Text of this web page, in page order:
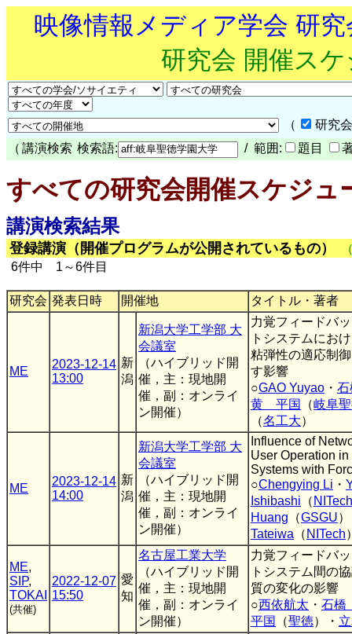
映像情報メディア学会 研
研究会 開催ス
（
研究
（ 講演検索 検索語: / 範囲: 題目
すべての研究会開催スケジュ
講演検索結果
登録講演（開催プログラムが公開されているもの）
6件中 1～6件目
研究会 発表日時 開催地 タイトル・著者
ME
2023-12-14
13:00
新
潟
新潟大学工学部 大
会議室
（ハイブリッド開
催，主：現地開
催，副：オンライ
ン開催）
力覚フィードバ
トシステムにお
粘弾性の適応制
す影響
○GAO Yuyao ・
黄 平国
（岐阜
（名工大）
ME
2023-12-14
14:00
新
潟
新潟大学工学部 大
会議室
（ハイブリッド開
催，主：現地開
催，副：オンライ
ン開催）
Influence of
User Operation
Systems with
○Chengying Li ・
Ishibashi （ NITech
Huang （GSGU
Tateiwa （ NITech
ME,
SIP,
TOKAI
(共催)
2022-12-07
15:50
愛
知
名古屋工業大学
（ハイブリッド開
催，主：現地開
催，副：オンライ
ン開催）
力覚フィードバ
トシステム間の
質の変化の影響
○西依航太 ・ 石
平国
（聖徳）・